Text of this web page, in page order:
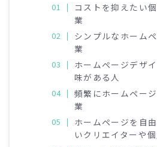
コストを抑えたい
業
シンプルなホーム
業
ホームページデザ
味がある人
頻繁にホームペー
業
ホームページを自
いクリエイターや個